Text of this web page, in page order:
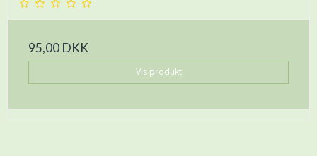
95,00 DKK
Vis produkt